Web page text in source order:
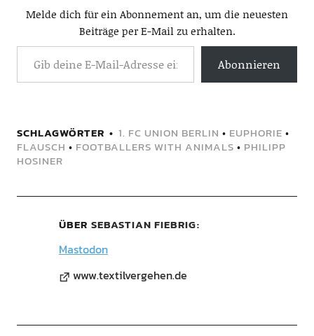
Melde dich für ein Abonnement an, um die neuesten
Beiträge per E-Mail zu erhalten.
Abonnieren
SCHLAGWÖRTER 1. FC UNION BERLIN • EUPHORIE •
FLAUSCH • FOOTBALLERS WITH ANIMALS • PHILIPP
HOSINER
ÜBER SEBASTIAN FIEBRIG
Mastodon
www.textilvergehen.de